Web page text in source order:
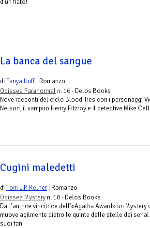
La banca del sangue
diTanya Huff| Romanzo
Odissea Paranormal n. 16 - Delos Books
Nove racconti del ciclo Blood Ties con i personaggi
Nelson, il vampiro Henry Fitzroy e il detective Mike
Cugini maledetti
diToni L.P. Kelner| Romanzo
Odissea Mystery n. 10 - Delos Books
Dall’autrice vincitrice dell’«Agatha Award» un Mystery
muove agilmente dietro le quinte delle stelle dei serial
suoi fan